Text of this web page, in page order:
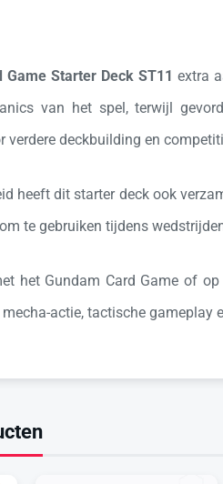
Game Starter Deck ST11 extra
van het spel, terwijl
verdere deckbuilding en
heeft dit starter deck ook
te gebruiken tijdens
het Gundam Card Game of
actie, tactische gameplay